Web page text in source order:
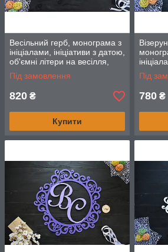
Весільний герб, монограма з
ініціалами, ініціативи з датою,
об'ємні літери на весілля,
сімейний герб
Під замовлення
820 ₴
Купити
декор
Під
780 ₴